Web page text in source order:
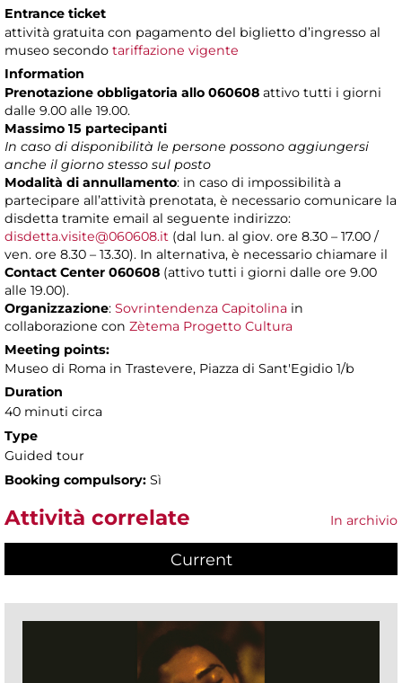
Entrance ticket
attività gratuita con pagamento del biglietto d’ingresso al
museo secondo tariffazione vigente
Information
Prenotazione obbligatoria allo 060608 attivo tutti i giorni
dalle 9.00 alle 19.00.
Massimo 15 partecipanti
In caso di disponibilità le persone possono aggiungersi
anche il giorno stesso sul posto
Modalità di annullamento: in caso di impossibilità a
partecipare all’attività prenotata, è necessario comunicare la
disdetta tramite email al seguente indirizzo:
disdetta.visite@060608.it (dal lun. al giov. ore 8.30 – 17.00 /
ven. ore 8.30 – 13.30). In alternativa, è necessario chiamare il
Contact Center 060608 (attivo tutti i giorni dalle ore 9.00
alle 19.00).
Organizzazione: Sovrintendenza Capitolina in
collaborazione con Zètema Progetto Cultura
Meeting points:
Museo di Roma in Trastevere, Piazza di Sant'Egidio 1/b
Duration
40 minuti circa
Type
Guided tour
Booking compulsory: Sì
Attività correlate In archivio
Current(active tab)